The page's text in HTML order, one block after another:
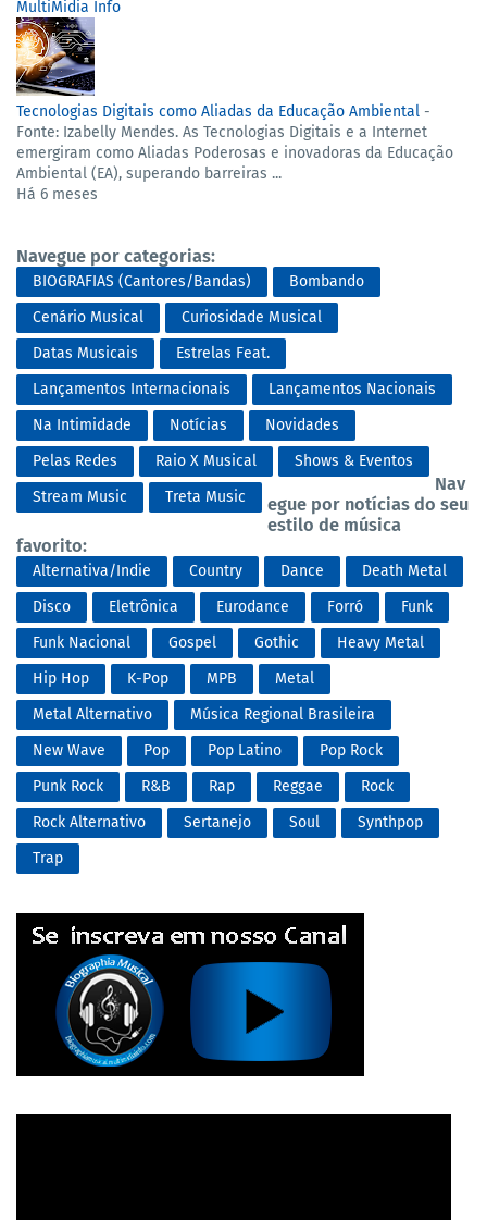
MultiMidia Info
Tecnologias Digitais como Aliadas da Educação Ambiental -
Fonte: Izabelly Mendes. As Tecnologias Digitais e a Internet
emergiram como Aliadas Poderosas e inovadoras da Educação
Ambiental (EA), superando barreiras ...
Há 6 meses
Navegue por categorias:
BIOGRAFIAS (Cantores/Bandas)
Bombando
Cenário Musical
Curiosidade Musical
Datas Musicais
Estrelas Feat.
Lançamentos Internacionais
Lançamentos Nacionais
Na Intimidade
Notícias
Novidades
Pelas Redes
Raio X Musical
Shows & Eventos
Stream Music
Treta Music
Nav
egue por notícias do seu
estilo de música
favorito:
Alternativa/Indie Country Dance
Death Metal
Disco
Eletrônica Eurodance Forró
Funk
Funk Nacional
Gospel Gothic
Heavy Metal
Hip Hop
K-Pop MPB
Metal
Metal Alternativo
Música Regional Brasileira
New Wave
Pop Pop Latino
Pop Rock
Punk Rock
R&B Rap Reggae
Rock
Rock Alternativo
Sertanejo Soul
Synthpop
Trap